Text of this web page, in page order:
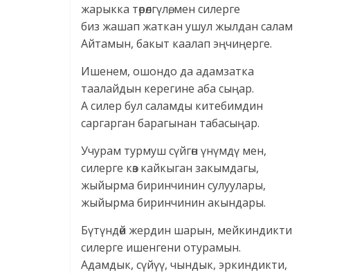
жарыкка төрөлгүлө, мен силерге
биз жашап жаткан ушул жылдан салам
Айтамын, бакыт каалап эңчиңерге.
Ишенем, ошондо да адамзатка
таалайдын керегине аба сыңар.
А силер бул саламды китебимдин
саргарган барагынан табасыңар.
Учурам турмуш сүйгөн үнүмдү мен,
силерге көз кайкыган закымдагы,
жыйырма биринчинин сулуулары,
жыйырма биринчинин акындары.
Бүтүндөй жердин шарын, мейкиндикти
силерге ишенгени отурамын.
Адамдык, сүйүү, чындык, эркиндикти,